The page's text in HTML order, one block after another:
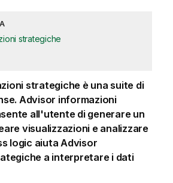
strategiche
strategiche è una suite di
. Advisor informazioni
all'utente di generare un
visualizzazioni e analizzare
logic aiutaAdvisor
a interpretare i dati